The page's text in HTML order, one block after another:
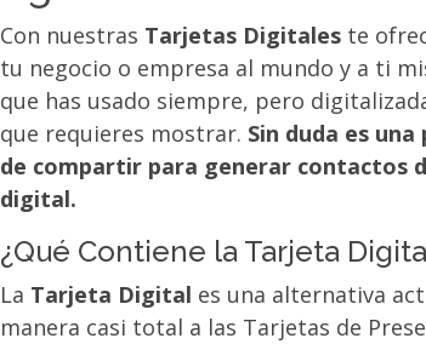
Con nuestras Tarjetas Digitales te
tu negocio o empresa al mundo y a ti
que has usado siempre, pero
que requieres mostrar. Sin duda es
de compartir para generar contactos
digital.
¿Qué Contiene la Tarjeta
La Tarjeta Digital es una alternativa
manera casi total a las Tarjetas de